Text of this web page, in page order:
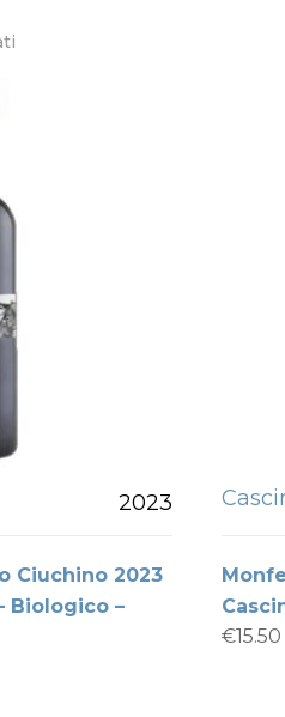
2023
Ciuchino 2023
Biologico –
€15.50